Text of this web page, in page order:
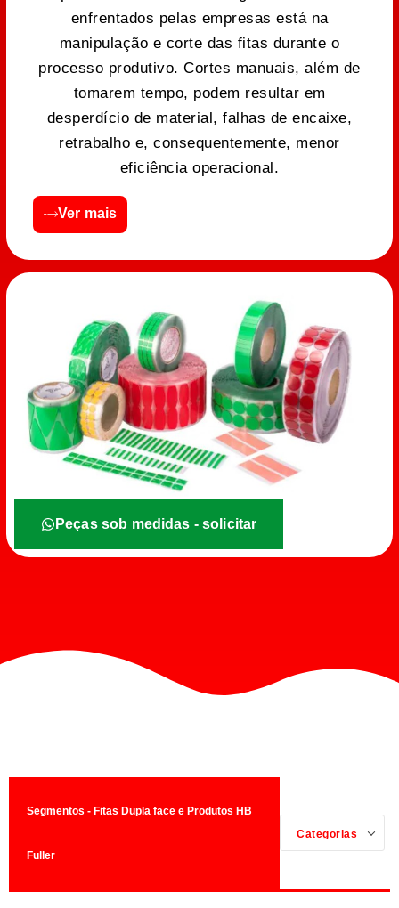
enfrentados pelas empresas está na
manipulação e corte das fitas durante o
processo produtivo. Cortes manuais, além de
tomarem tempo, podem resultar em
desperdício de material, falhas de encaixe,
retrabalho e, consequentemente, menor
eficiência operacional.
Ver mais
Peças sob medidas - solicitar
Segmentos - Fitas Dupla face e Produtos HB
Fuller
Categorias